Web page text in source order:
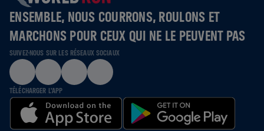
ENSEMBLE, NOUS COURRONS, ROULONS ET
MARCHONS POUR CEUX QUI NE LE PEUVENT PAS
SUIVEZ-NOUS SUR LES RÉSEAUX SOCIAUX
TÉLÉCHARGER L'APP